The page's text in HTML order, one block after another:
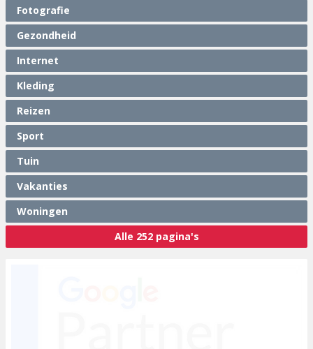
Fotografie
Gezondheid
Internet
Kleding
Reizen
Sport
Tuin
Vakanties
Woningen
Alle 252 pagina's